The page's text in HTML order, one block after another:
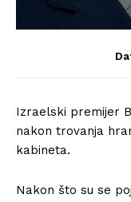
Izraelski premijer
nakon trovanja
kabineta.
Nakon što su se